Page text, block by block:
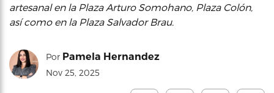
artesanal en la Plaza Arturo Somohano, Plaza Colón,
así como en la Plaza Salvador Brau.
Por Pamela Hernandez
Nov 25, 2025